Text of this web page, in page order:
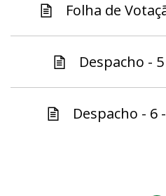
Folha de
Despacho - 5
Despacho - 6